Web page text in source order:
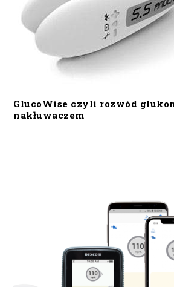
GlucoWise czyli rozwód
nakłuwaczem